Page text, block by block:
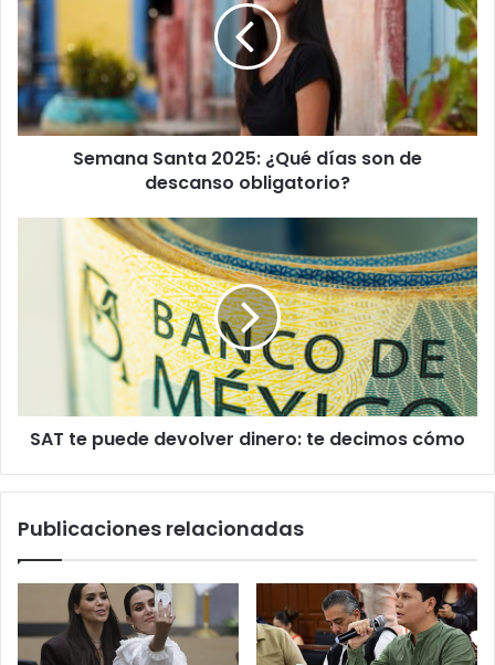
¿Qué
días
son
de
descanso
obligatorio?
Semana Santa 2025: ¿Qué días son de
descanso obligatorio?
SAT te puede devolver dinero: te decimos cómo
Publicaciones relacionadas